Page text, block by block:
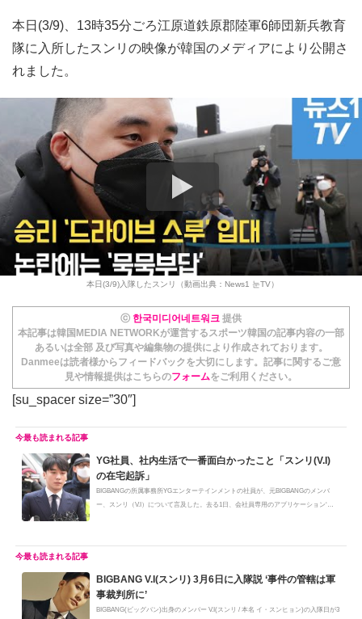
本日(3/9)、13時35分ごろ江原道鉄原郡陸軍6師団新兵教育
隊に入所したスンリの映像が韓国のメディアにより公開さ
れました。
本日(3/9)入隊したスンリ（動画出典：News1 눈TV）
ⓒ 한국미디어네트워크 提供
本記事は韓国MEDIA NETWORKが運営するスポーツ韓国の記事内容の一部
あるいは全部 及び写真や編集物の提供により作成されております。
Danmeeは読者様からフィードバックを大切にします。記事に関するご意
見や情報提供はこちらのフォームをご利用ください。
[su_spacer size=”30″]
YG社員、社内生活で一番面白かったこと「スンリ(V.I)
の在宅起訴」
BIGBANGの所属事務所YGエンターテインメントの社員が、元BIGBANGのメンバ
ー、スンリ（V.I）について言及した。去る1日、会社員専用のアプリケーション‘ブ
BIGBANG V.I(スンリ) 3月6日に入隊説 ‘事件の管轄は軍
事裁判所に’
BIGBANG(ビッグバン)出身のメンバー V.I(スンリ / 本名 イ・スンヒョン)の入隊日が3